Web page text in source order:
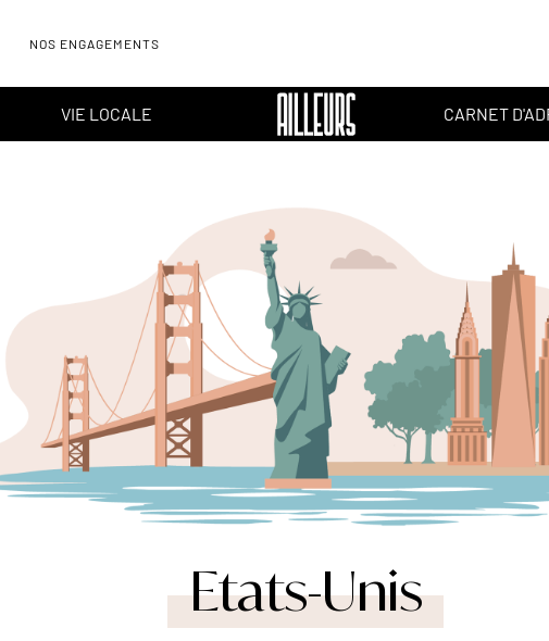
NOS ENGAGEMENTS
VIE LOCALE CARNET
Etats-Unis